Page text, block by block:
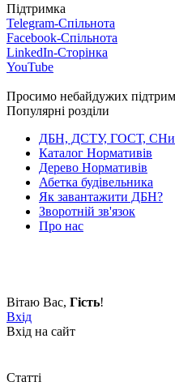
Підтримка
Telegram-Спільнота
Facebook-Спільнота
LinkedIn-Сторінка
YouTube
Просимо небайдужих
Популярні розділи
ДБН, ДСТУ, ГОСТ,
Каталог Нормативів
Дерево Нормативів
Абетка будівельника
Як завантажити ДБН?
Зворотній зв'язок
Про нас
Вітаю Вас, Гість!
Вхід
Вхід на сайт
Статті